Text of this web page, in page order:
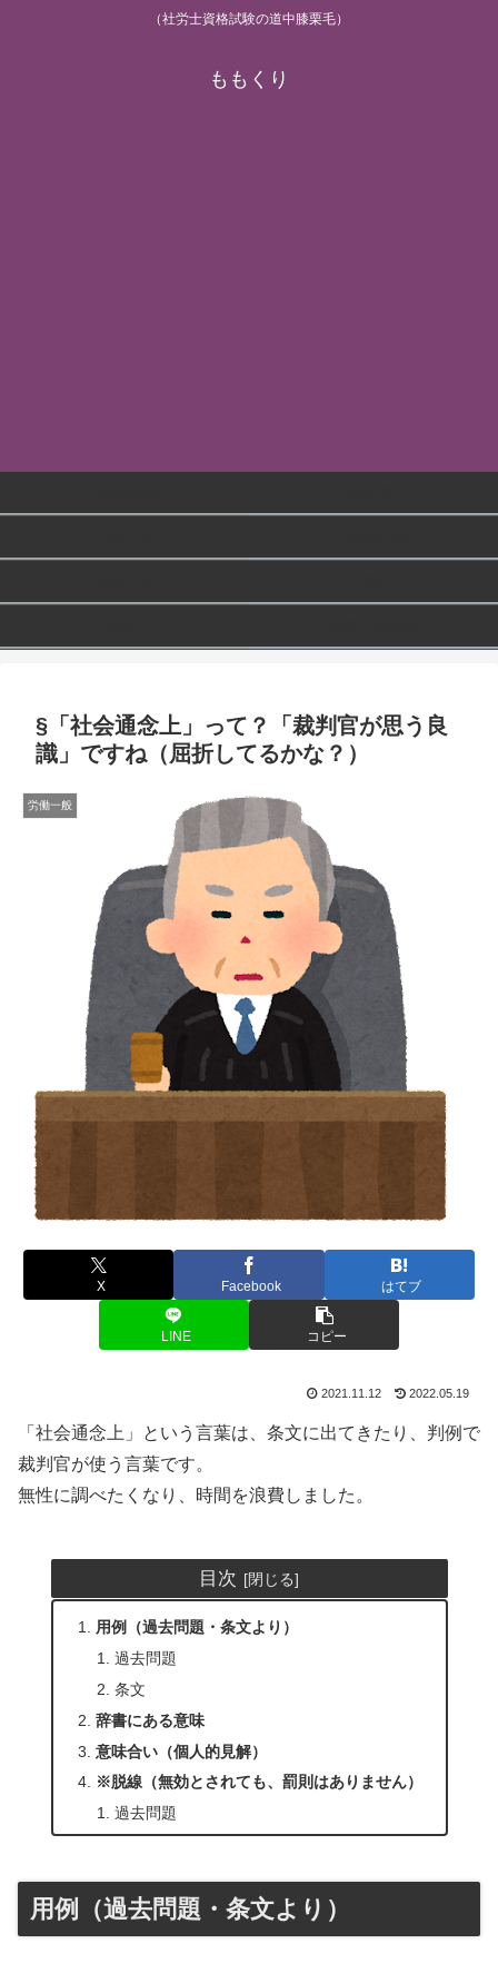
（社労士資格試験の道中膝栗毛）
ももくり
§「社会通念上」って？「裁判官が思う良
識」ですね（屈折してるかな？）
労働一般
X Facebook はてブ
LINE コピー
2021.11.12 2022.05.19
「社会通念上」という言葉は、条文に出てきたり、判例で
裁判官が使う言葉です。
無性に調べたくなり、時間を浪費しました。
目次
用例（過去問題・条文より）
過去問題
条文
辞書にある意味
意味合い（個人的見解）
※脱線（無効とされても、罰則はありません）
過去問題
用例（過去問題・条文より）